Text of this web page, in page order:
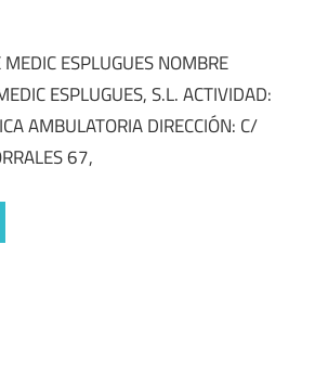
MEDIC ESPLUGUES NOMBRE
ESPLUGUES, S.L. ACTIVIDAD:
AMBULATORIA DIRECCIÓN: C/
67,